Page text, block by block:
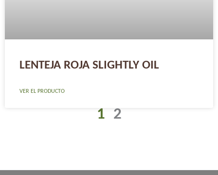
LENTEJA ROJA SLIGHTLY OIL
VER EL PRODUCTO
1 2